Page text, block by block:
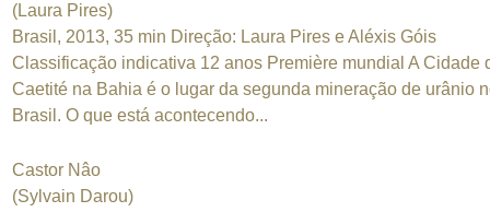
(Laura Pires)
Brasil, 2013, 35 min Direção: Laura Pires e Aléxis Góis
Classificação indicativa 12 anos Première mundial A Cidade
Caetité na Bahia é o lugar da segunda mineração de urânio
Brasil. O que está acontecendo...
Castor Nâo
(Sylvain Darou)